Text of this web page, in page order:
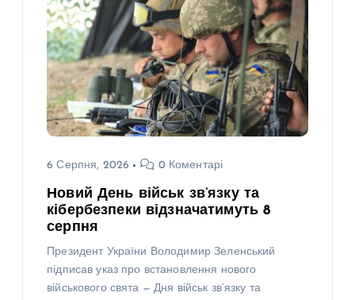
6 Серпня, 2026 0 Коментарі
Новий День військ зв’язку та
кібербезпеки відзначатимуть 8
серпня
Президент України Володимир Зеленський
підписав указ про встановлення нового
військового свята — Дня військ зв’язку та